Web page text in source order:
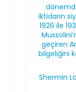
iktidarın
1926 ile
geçiren
bilgeliğini
Shermin